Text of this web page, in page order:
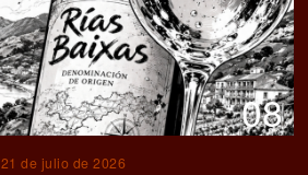
08
21 de julio de 2026